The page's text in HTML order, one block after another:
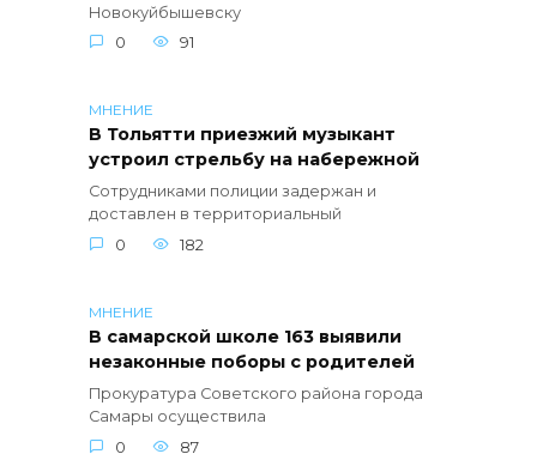
Новокуйбышевску
0
91
МНЕНИЕ
В Тольятти приезжий музыкант
устроил стрельбу на набережной
Сотрудниками полиции задержан и
доставлен в территориальный
0
182
МНЕНИЕ
В самарской школе 163 выявили
незаконные поборы с родителей
Прокуратура Советского района города
Самары осуществила
0
87